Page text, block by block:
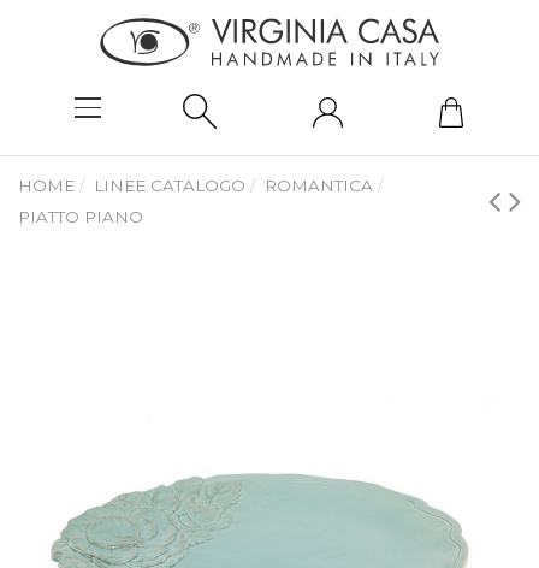
HOME LINEE CATALOGO
ROMANTICA
PIATTO PIANO